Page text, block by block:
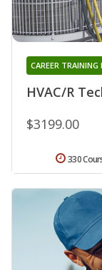
HVAC/R
CAREER TRAINING
$3199.00
330